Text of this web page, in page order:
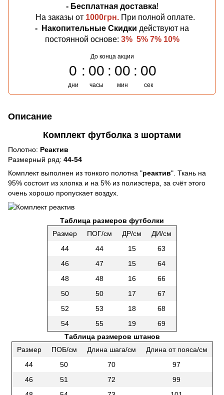
- Бесплатная доставка!
На заказы от 1000грн. При полной оплате.
-
Накопительные Скидки действуют на
постоянной основе: 3% 5% 7% 10%
До конца акции
0
дни
00
часы
00
мин
00
сек
Описание
Комплект футболка з шортами
Полотно: Реактив
Размерный ряд: 44-54
Комплект выполнен из тонкого полотна "реактив". Ткань на
95% состоит из хлопка и на 5% из полиэстера, за счёт этого
очень хорошо пропускает воздух.
Таблица размеров футболки
Размер
ПОГ/см ДР/см
ДИ/см
44
44 15
63
46
47 15
64
48
48 16
66
50
50 17
67
52
53 18
68
54
55 19
69
Таблица размеров штанов
Размер
ПОБ/см Длина шага/см
Длина от пояса/см
44
50 70
97
46
51 72
99